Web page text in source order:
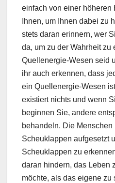
einfach von einer höheren
Ihnen, um Ihnen dabei zu
stets daran erinnern, wer
da, um zu der Wahrheit zu
Quellenergie-Wesen seid
ihr auch erkennen, dass
ein Quellenergie-Wesen
existiert nichts und wenn
beginnen Sie, andere
behandeln. Die Menschen
Scheuklappen aufgesetzt
Scheuklappen zu
daran hindern, das Leben
möchte, als das eigene zu